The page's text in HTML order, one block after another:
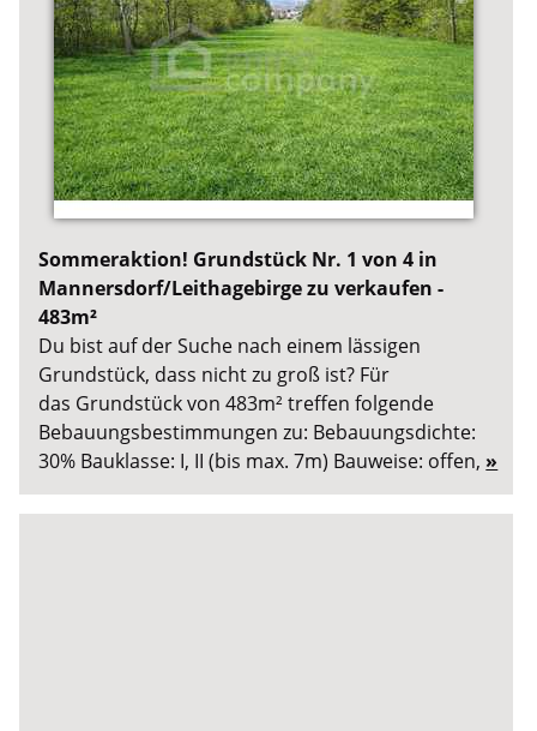
Sommeraktion! Grundstück Nr. 1 von 4 in
Mannersdorf/Leithagebirge zu verkaufen -
483m²
Du bist auf der Suche nach einem lässigen
Grundstück, dass nicht zu groß ist? Für
das Grundstück von 483m² treffen folgende
Bebauungsbestimmungen zu: Bebauungsdichte:
30% Bauklasse: I, II (bis max. 7m) Bauweise: offen, »